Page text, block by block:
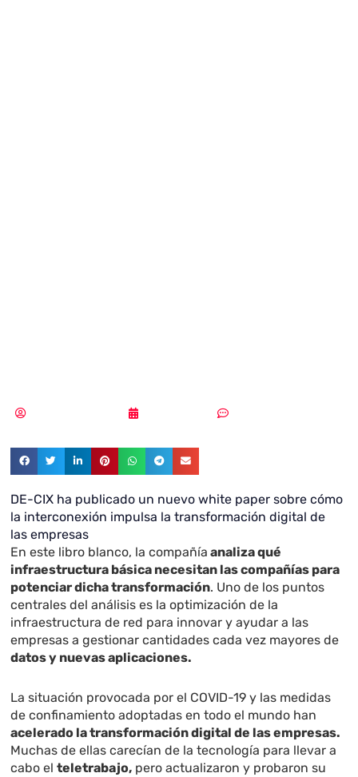
DE-CIX ha publicado un nuevo white paper sobre cómo
la interconexión impulsa la transformación digital de
las empresas
En este libro blanco, la compañía analiza qué
infraestructura básica necesitan las compañías para
potenciar dicha transformación. Uno de los puntos
centrales del análisis es la optimización de la
infraestructura de red para innovar y ayudar a las
empresas a gestionar cantidades cada vez mayores de
datos y nuevas aplicaciones.
La situación provocada por el COVID-19 y las medidas
de confinamiento adoptadas en todo el mundo han
acelerado la transformación digital de las empresas.
Muchas de ellas carecían de la tecnología para llevar a
cabo elteletrabajo, pero actualizaron y probaron su